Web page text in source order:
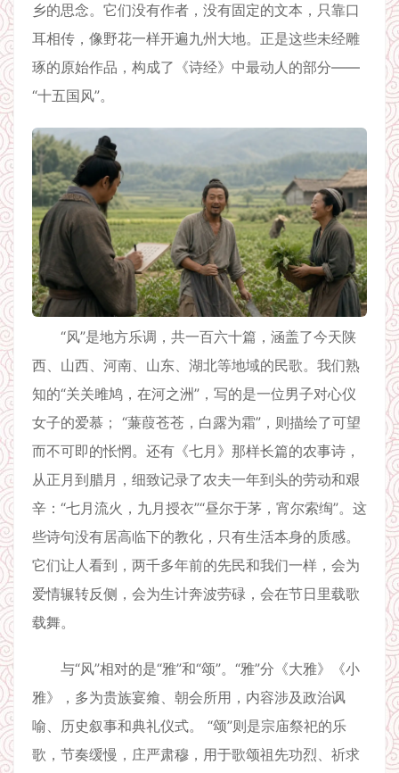
乡的思念。它们没有作者，没有固定的文本，只靠口
耳相传，像野花一样开遍九州大地。正是这些未经雕
琢的原始作品，构成了《诗经》中最动人的部分——
“十五国风”。
“风”是地方乐调，共一百六十篇，涵盖了今天陕
西、山西、河南、山东、湖北等地域的民歌。我们熟
知的“关关雎鸠，在河之洲”，写的是一位男子对心仪
女子的爱慕； “蒹葭苍苍，白露为霜”，则描绘了可望
而不可即的怅惘。还有《七月》那样长篇的农事诗，
从正月到腊月，细致记录了农夫一年到头的劳动和艰
辛：“七月流火，九月授衣”“昼尔于茅，宵尔索绹”。这
些诗句没有居高临下的教化，只有生活本身的质感。
它们让人看到，两千多年前的先民和我们一样，会为
爱情辗转反侧，会为生计奔波劳碌，会在节日里载歌
载舞。
与“风”相对的是“雅”和“颂”。“雅”分《大雅》《小
雅》，多为贵族宴飨、朝会所用，内容涉及政治讽
喻、历史叙事和典礼仪式。 “颂”则是宗庙祭祀的乐
歌，节奏缓慢，庄严肃穆，用于歌颂祖先功烈、祈求